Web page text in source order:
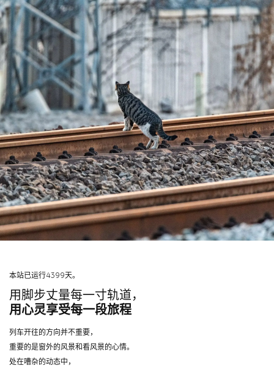
本站已运行4399天。
用脚步丈量每一寸轨道，
用心灵享受每一段旅程
列车开往的方向并不重要，
重要的是窗外的风景和看风景的心情。
处在嘈杂的动态中，